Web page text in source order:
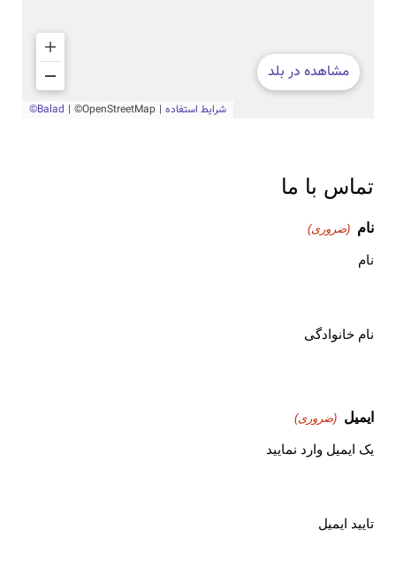
تماس با ما
نام (ضروری)
نام
نام خانوادگی
ایمیل (ضروری)
یک ایمیل وارد نمایید
تایید ایمیل